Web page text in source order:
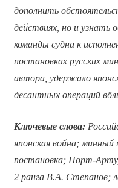
дополнить
действиях, но и узнать
команды судна к
постановках русских
автора, удержало
десантных операций
Ключевые слова:
японская война;
постановка; Порт-
2 ранга В.А. Степанов;